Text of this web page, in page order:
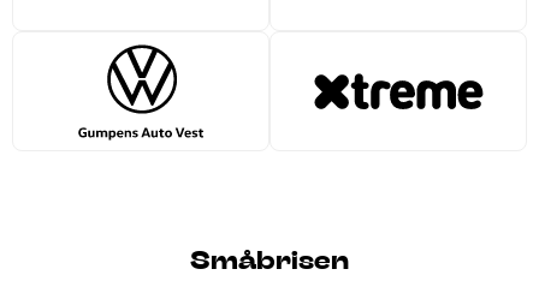
Småbrisen